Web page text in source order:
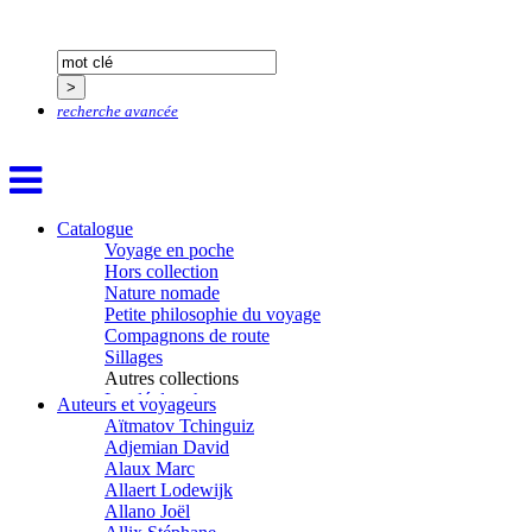
recherche avancée
Catalogue
Voyage en poche
Hors collection
Nature nomade
Petite philosophie du voyage
Compagnons de route
Sillages
Autres collections
La clé des champs
Chemins d’étoiles
Visions
Auteurs et voyageurs
Aïtmatov Tchinguiz
Adjemian David
Alaux Marc
Allaert Lodewijk
Allano Joël